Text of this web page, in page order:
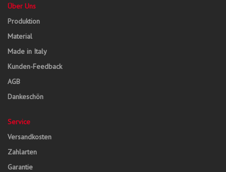
Über Uns
Produktion
Material
Made in Italy
Kunden-Feedback
AGB
Dankeschön
Service
Versandkosten
Zahlarten
Garantie